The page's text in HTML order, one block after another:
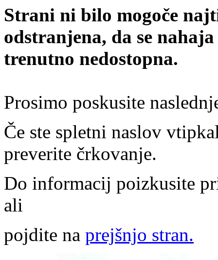
Strani ni bilo mogoče
odstranjena, da se
trenutno nedostopna.
Prosimo poskusite
Če ste spletni naslov
preverite črkovanje.
Do informacij poizkusite
ali
pojdite na prejšnjo stran.